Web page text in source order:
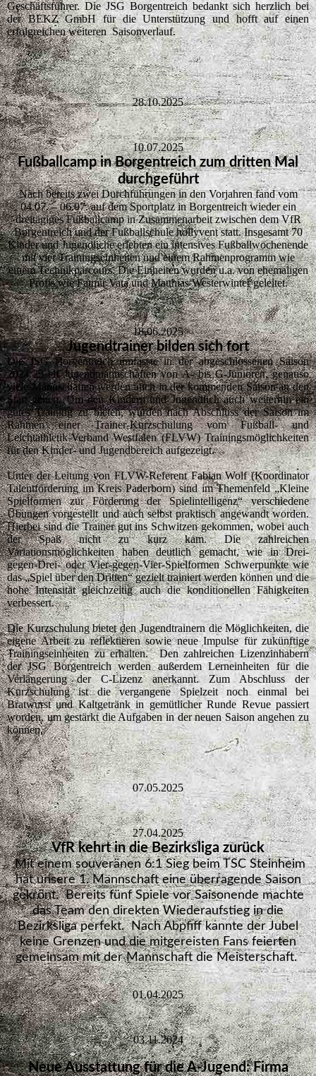
Geschäftsführer. Die JSG Borgentreich bedankt sich herzlich bei
der BEKZ GmbH für die Unterstützung und hofft auf einen
erfolgreichen weiteren Saisonverlauf.
28.10.2025
10.07.2025
Fußballcamp in Borgentreich zum dritten Mal
durchgeführt
Nach bereits zwei Durchführungen in den Vorjahren fand vom
04.07. – 06.07. auf dem Sportplatz in Borgentreich wieder ein
dreitägiges Fußballcamp in Zusammenarbeit zwischen dem VfR
Borgentreich und der Fußballschule hollyvent statt. Insgesamt 70
Kinder und Jugendliche erlebten ein intensives Fußballwochenende
mit vier Trainingseinheiten und einem Rahmenprogramm wie
einem Technikparcours. Die Einheiten wurden u.a. von ehemaligen
Profis wie Fatmir Vata und Matthias Westerwinter geleitet.
18.06.2025
Jugendtrainer bilden sich fort
Die JSG Borgentreich umfasste in der abgeschlossenen Saison
2024/25 elf Jugendmannschaften von A- bis G-Junioren, genauso
viele Mannschaften werden auch in der kommenden Saison an den
Start gehen. Um den Kindern und Jugendlich auch weiterhin ein
gutes Training zu bieten, wurden nach Abschluss der Saison im
Rahmen einer Trainer-Kurzschulung vom Fußball- und
Leichtathletik-Verband Westfalen (FLVW) Trainingsmöglichkeiten
für den Kinder- und Jugendbereich aufgezeigt.
Unter der Leitung von FLVW-Referent Fabian Wolf (Koordinator
Talentförderung im Kreis Paderborn) sind im Themenfeld „Kleine
Spielformen zur Förderung der Spielintelligenz“ verschiedene
Übungen vorgestellt und auch selbst praktisch angewandt worden.
Hierbei sind die Trainer gut ins Schwitzen gekommen, wobei auch
der Spaß nicht zu kurz kam. Die zahlreichen
Variationsmöglichkeiten haben deutlich gemacht, wie in Drei-
gegen-Drei- oder Vier-gegen-Vier-Spielformen Schwerpunkte wie
das „Spiel über den Dritten“ gezielt trainiert werden können und die
hohe Intensität gleichzeitig auch die konditionellen Fähigkeiten
verbessert.
Die Kurzschulung bietet den Jugendtrainern die Möglichkeiten, die
eigene Arbeit zu reflektieren sowie neue Impulse für zukünftige
Trainingseinheiten zu erhalten. Den zahlreichen Lizenzinhabern
der JSG Borgentreich werden außerdem Lerneinheiten für die
Verlängerung der C-Lizenz anerkannt. Zum Abschluss der
Kurzschulung ist die vergangene Spielzeit noch einmal bei
Bratwurst und Kaltgetränk in gemütlicher Runde Revue passiert
worden, um gestärkt die Aufgaben in der neuen Saison angehen zu
können.
07.05.2025
27.04.2025
VfR kehrt in die Bezirksliga zurück
Mit einem souveränen 6:1 Sieg beim TSC Steinheim
hat unsere 1. Mannschaft eine überragende Saison
gekrönt. Bereits fünf Spiele vor Saisonende machte
das Team den direkten Wiederaufstieg in die
Bezirksliga perfekt. Nach Abpfiff kannte der Jubel
keine Grenzen und die mitgereisten Fans feierten
gemeinsam mit der Mannschaft die Meisterschaft.
01.04.2025
03.11.2024
Neue Ausstattung für die A-Jugend: Firma